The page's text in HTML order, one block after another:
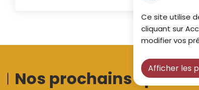
Ce site utilise
cliquant sur
modifier vos
Afficher les
Nos prochains